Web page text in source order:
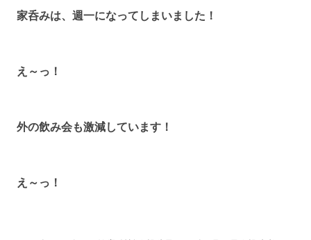
家呑みは、週一になってしまいました！
え～っ！
外の飲み会も激減しています！
え～っ！